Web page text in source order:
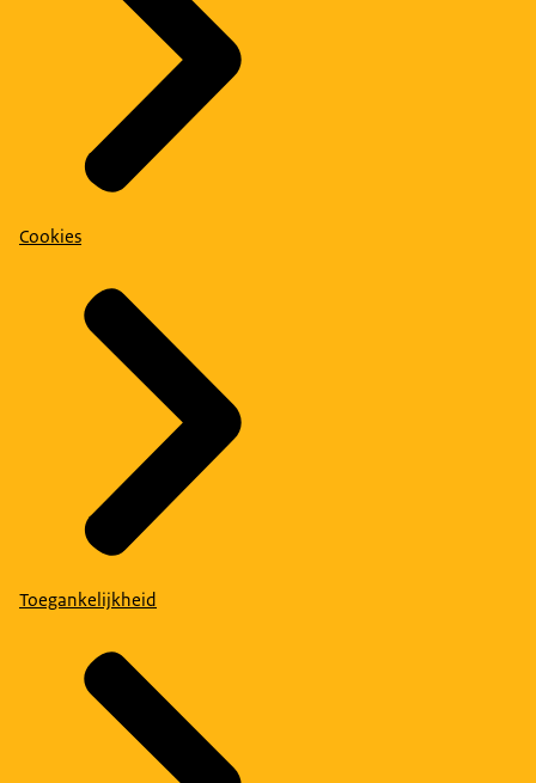
Cookies
Toegankelijkheid